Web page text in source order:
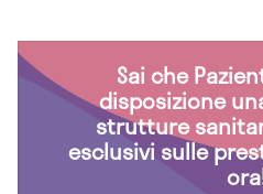
Sai che
disposizione
strutture
esclusivi sulle